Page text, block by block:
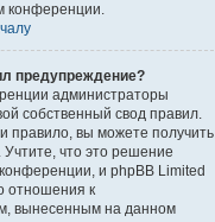
конференции.
предупреждение?
администраторы
собственный свод правил.
правило, вы можете получить
что это решение
и phpBB Limited
отношения к
вынесенным на данном